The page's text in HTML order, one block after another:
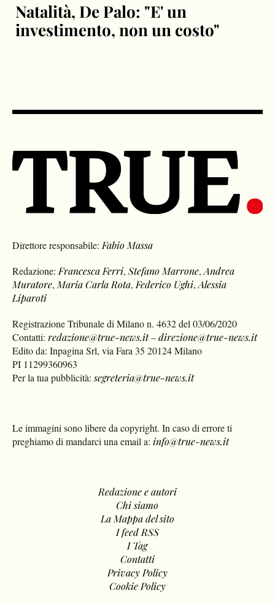
Natalità, De Palo: "E' un
investimento, non un costo"
Direttore responsabile: Fabio Massa
Redazione: Francesca Ferri,Stefano Marrone,Andrea
Muratore, Maria Carla Rota, Federico Ughi,Alessia
Liparoti
Registrazione Tribunale di Milano n. 4632 del 03/06/2020
Contatti:redazione@true-news.it–direzione@true-news.it
Edito da: Inpagina Srl, via Fara 35 20124 Milano
PI 11299360963
Per la tua pubblicità:segreteria@true-news.it
Le immagini sono libere da copyright. In caso di errore ti
preghiamo di mandarci una email a: info@true-news.it
Redazione e autori
Chi siamo
La Mappa del sito
I feed RSS
I Tag
Contatti
Privacy Policy
Cookie Policy